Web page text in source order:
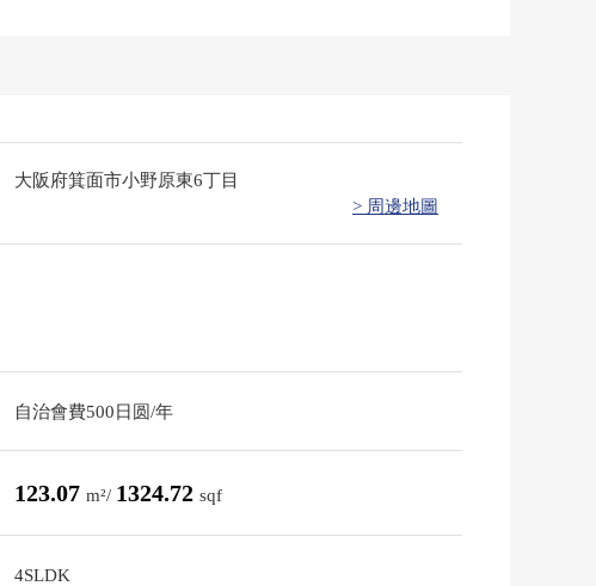
大阪府箕面市小野原東6丁目
> 周邊地圖
自治會費500日圆/年
123.07 m²/ 1324.72 sqf
4SLDK